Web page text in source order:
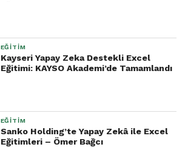
EĞITIM
Kayseri Yapay Zeka Destekli Excel
Eğitimi: KAYSO Akademi’de Tamamlandı
EĞITIM
Sanko Holding’te Yapay Zekâ ile Excel
Eğitimleri – Ömer Bağcı